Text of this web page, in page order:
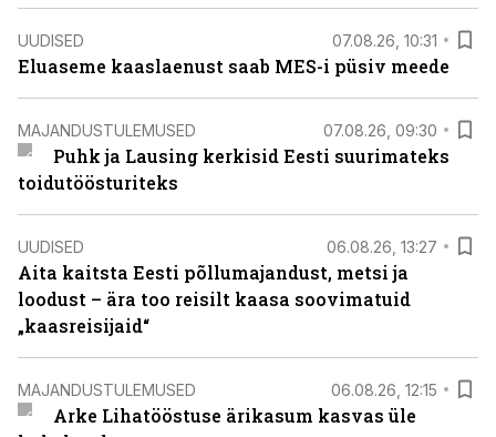
UUDISED 07.08.26, 10:31
Eluaseme kaaslaenust saab MES-i püsiv meede
MAJANDUSTULEMUSED 07.08.26, 09:30
Puhk ja Lausing kerkisid Eesti suurimateks
toidutöösturiteks
UUDISED 06.08.26, 13:27
Aita kaitsta Eesti põllumajandust, metsi ja
loodust – ära too reisilt kaasa soovimatuid
„kaasreisijaid“
MAJANDUSTULEMUSED 06.08.26, 12:15
Arke Lihatööstuse ärikasum kasvas üle